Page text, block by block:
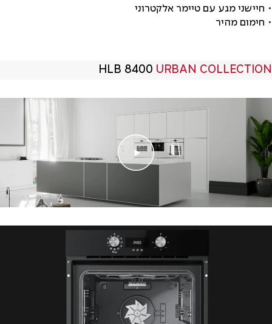
• חיישני מגע עם טיימר אלקטרוני
• חימום מהיר
HLB 8400 URBAN COLLECTION